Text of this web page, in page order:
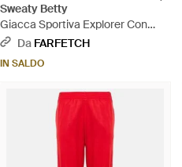
Sweaty Betty
Giacca Sportiva Explorer Con
Banda Laterale - Blu
Da FARFETCH
IN SALDO